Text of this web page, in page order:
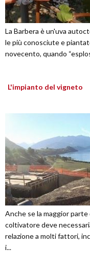
La Barbera è un'uva
le più conosciute e
novecento, quando
L'impianto del vigneto
Anche se la maggior
coltivatore deve
relazione a molti fattori,
i...